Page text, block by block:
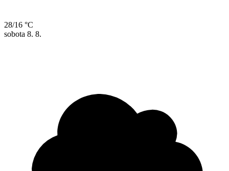
28/16 °C
sobota 8. 8.